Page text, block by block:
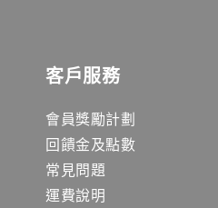
客戶服務
會員獎勵計劃
回饋金及點數
常見問題
運費說明